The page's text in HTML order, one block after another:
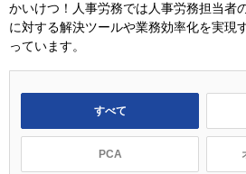
かいけつ！人事労務では人事労務担当者
に対する解決ツールや業務効率化を実現
っています。
すべて
PCA